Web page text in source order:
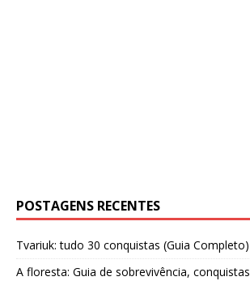
POSTAGENS RECENTES
Tvariuk: tudo 30 conquistas (Guia Completo)
A floresta: Guia de sobrevivência,